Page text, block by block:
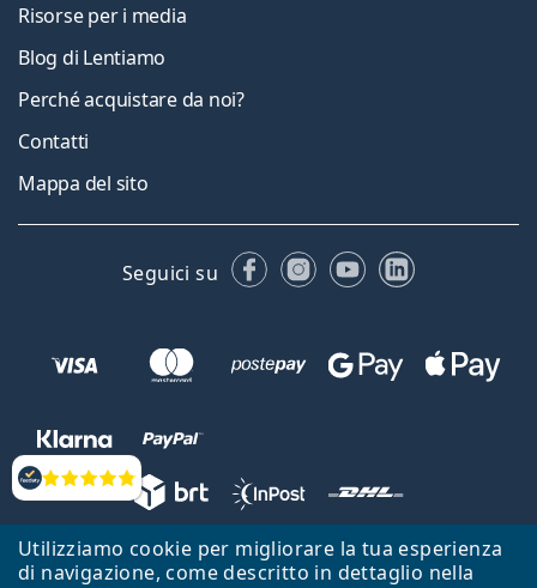
Utilizziamo cookie per migliorare la tua esperienza
di navigazione, come descritto in dettaglio nella
Valutazione
Risorse per i media
Blog di Lentiamo
Perché acquistare da noi?
Contatti
Mappa del sito
Seguici su FacebookInstagram
YouTubeLinkedIn
Lentiamo s.r.o., Vídeňská 12, 37833 Nová Bystřice, Repubblica Ceca.